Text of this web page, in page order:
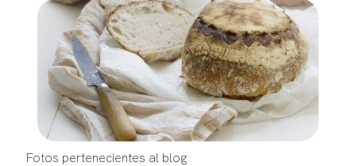
Fotos pertenecientes al blog